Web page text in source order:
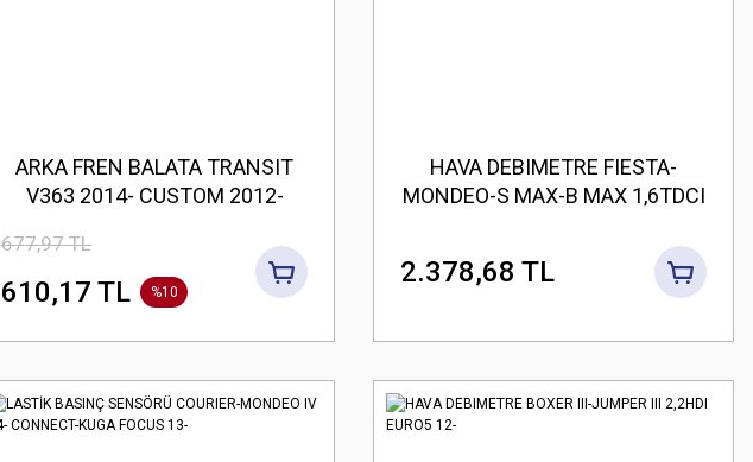
ARKA FREN BALATA TRANSIT
V363 2014- CUSTOM 2012-
677,97 TL
610,17 TL %10
HAVA DEBIMETRE FIESTA-
MONDEO-S MAX-B MAX 1,6TDCI
2.378,68 TL